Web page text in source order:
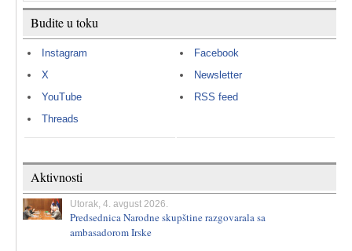
Budite u toku
Instagram
X
YouTube
Threads
Facebook
Newsletter
RSS feed
Aktivnosti
Utorak, 4. avgust 2026.
Predsednica Narodne skupštine razgovarala sa
ambasadorom Irske